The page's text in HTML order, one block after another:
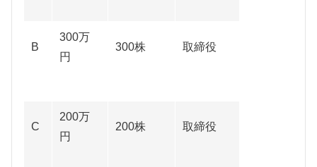
B
300万
円
300株 取締役
C
200万
円
200株 取締役